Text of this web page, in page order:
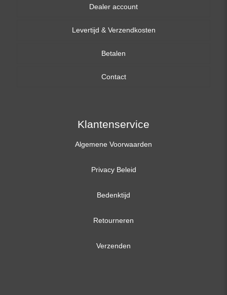
13,3 inch
14,0 inch
15,6 inch
17,3 inch
Dealer account
Levertijd & Verzendkosten
Betalen
Contact
Klantenservice
Algemene Voorwaarden
Privacy Beleid
Bedenktijd
Retourneren
Verzenden